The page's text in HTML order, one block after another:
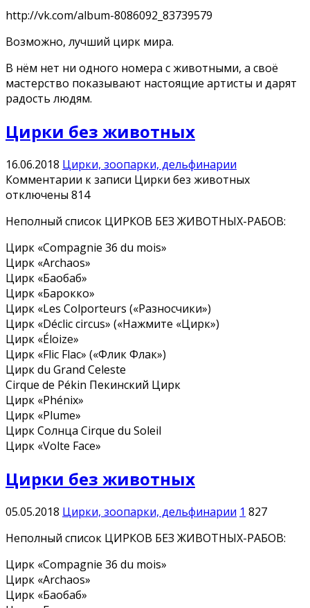
http://vk.com/album-8086092_83739579
Возможно, лучший цирк мира.
В нём нет ни одного номера с животными, а своё
мастерство показывают настоящие артисты и дарят
радость людям.
Цирки без животных
16.06.2018 Цирки, зоопарки, дельфинарии
Комментарии к записи Цирки без животных
отключены 814
Неполный список ЦИРКОВ БЕЗ ЖИВОТНЫХ-РАБОВ:
Цирк «Compagnie 36 du mois»
Цирк «Archaos»
Цирк «Баобаб»
Цирк «Барокко»
Цирк «Les Colporteurs («Разносчики»)
Цирк «Déclic circus» («Нажмите «Цирк»)
Цирк «Éloize»
Цирк «Flic Flac» («Флик Флак»)
Цирк du Grand Celeste
Cirque de Pékin Пекинский Цирк
Цирк «Phénix»
Цирк «Plume»
Цирк Солнца Cirque du Soleil
Цирк «Volte Face»
Цирки без животных
05.05.2018 Цирки, зоопарки, дельфинарии 1 827
Неполный список ЦИРКОВ БЕЗ ЖИВОТНЫХ-РАБОВ:
Цирк «Compagnie 36 du mois»
Цирк «Archaos»
Цирк «Баобаб»